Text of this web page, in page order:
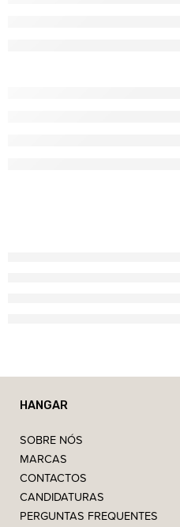
HANGAR
SOBRE NÓS
MARCAS
CONTACTOS
CANDIDATURAS
PERGUNTAS FREQUENTES